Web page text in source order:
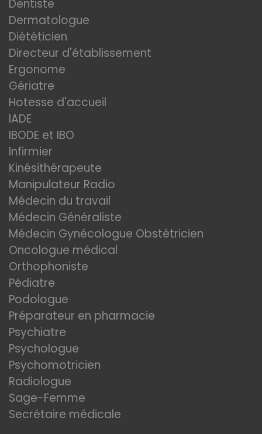
Dentiste
Dermatologue
Diététicien
Directeur d'établissement
Ergonome
Gériatre
Hotesse d'accueil
IADE
IBODE et IBO
Infirmier
Kinésithérapeute
Manipulateur Radio
Médecin du travail
Médecin Généraliste
Médecin Gynécologue Obstétricien
Oncologue médical
Orthophoniste
Pédiatre
Podologue
Préparateur en pharmacie
Psychiatre
Psychologue
Psychomotricien
Radiologue
Sage-Femme
Secrétaire médicale